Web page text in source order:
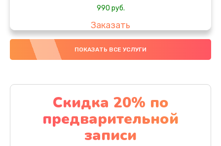
990 руб.
Заказать
Восстановление цепей входного фильтра
Ремонт канала
1300 руб.
Заказать
ПОКАЗАТЬ ВСЕ УСЛУГИ
Скидка 20% по
предварительной
записи